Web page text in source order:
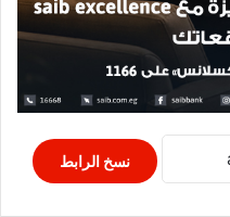
نسخ الرابط